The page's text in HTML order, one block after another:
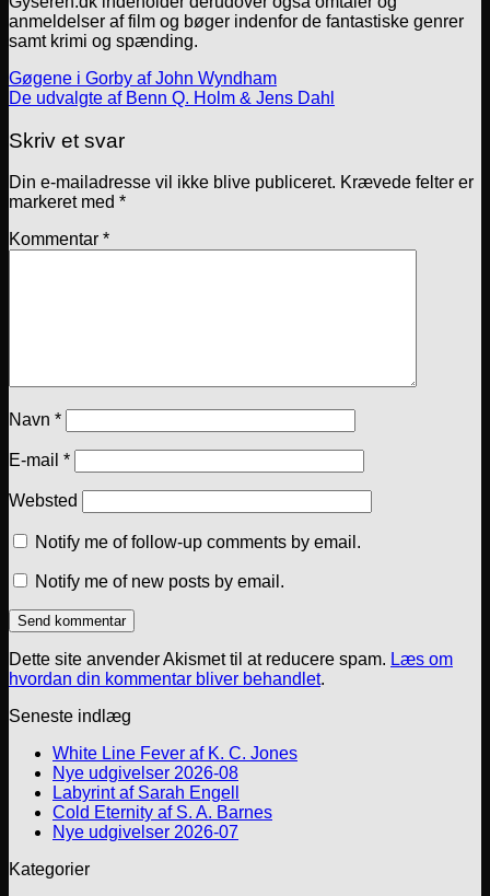
anmeldelser af film og bøger indenfor de fantastiske genrer
samt krimi og spænding.
Gøgene i Gorby af John Wyndham
De udvalgte af Benn Q. Holm & Jens Dahl
Skriv et svar
Din e-mailadresse vil ikke blive publiceret. Krævede felter er
markeret med *
Kommentar *
Navn *
E-mail *
Websted
Notify me of follow-up comments by email.
Notify me of new posts by email.
Dette site anvender Akismet til at reducere spam. Læs om
hvordan din kommentar bliver behandlet.
Seneste indlæg
White Line Fever af K. C. Jones
Nye udgivelser 2026-08
Labyrint af Sarah Engell
Cold Eternity af S. A. Barnes
Nye udgivelser 2026-07
Kategorier